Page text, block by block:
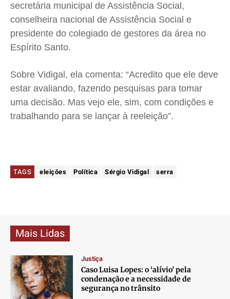
secretária municipal de Assistência Social,
conselheira nacional de Assistência Social e
presidente do colegiado de gestores da área no
Espírito Santo.
Sobre Vidigal, ela comenta: “Acredito que ele deve
estar avaliando, fazendo pesquisas para tomar
uma decisão. Mas vejo ele, sim, com condições e
trabalhando para se lançar à reeleição”.
TAGS eleições Política Sérgio Vidigal serra
Mais Lidas
Justiça
Caso Luisa Lopes: o ‘alívio’ pela
condenação e a necessidade de
segurança no trânsito